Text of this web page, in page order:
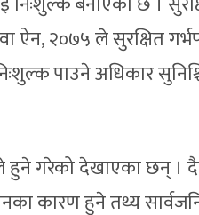
ऐन, २०७५ ले सुरक्षित
पाउने अधिकार
हुने गरेको देखाएका छन् ।
कारण हुने तथ्य